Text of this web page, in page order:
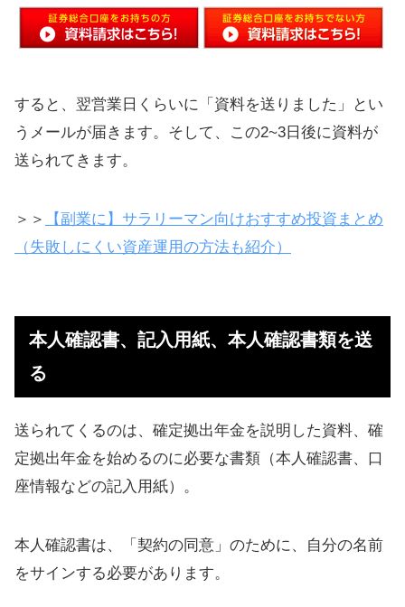
節税効果は約490万円に（口コミ、感
想あり）
紹介
節税メリットも！老後の資産形成に
SBI証券のおすすめ商品@2019
短期売買で儲かる投資信託もある
すると、翌営業日くらいに「資料を送りました」とい
うメールが届きます。そして、この2~3日後に資料が
送られてきます。
＞＞
【副業に】サラリーマン向けおすすめ投資まとめ
（失敗しにくい資産運用の方法も紹介）
本人確認書、記入用紙、本人確認書類を送
る
送られてくるのは、確定拠出年金を説明した資料、確
定拠出年金を始めるのに必要な書類（本人確認書、口
座情報などの記入用紙）。
本人確認書は、「契約の同意」のために、自分の名前
をサインする必要があります。